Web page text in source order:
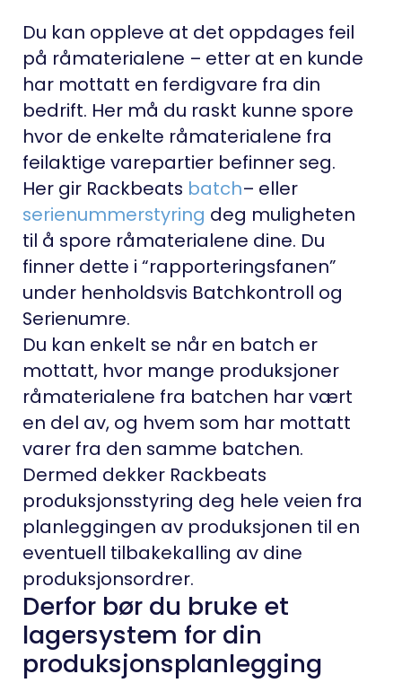
Du kan oppleve at det oppdages feil
på råmaterialene – etter at en kunde
har mottatt en ferdigvare fra din
bedrift. Her må du raskt kunne spore
hvor de enkelte råmaterialene fra
feilaktige varepartier befinner seg.
Her gir Rackbeats batch– eller
serienummerstyring deg muligheten
til å spore råmaterialene dine. Du
finner dette i “rapporteringsfanen”
under henholdsvis Batchkontroll og
Serienumre.
Du kan enkelt se når en batch er
mottatt, hvor mange produksjoner
råmaterialene fra batchen har vært
en del av, og hvem som har mottatt
varer fra den samme batchen.
Dermed dekker Rackbeats
produksjonsstyring deg hele veien fra
planleggingen av produksjonen til en
eventuell tilbakekalling av dine
produksjonsordrer.
Derfor bør du bruke et
lagersystem for din
produksjonsplanlegging